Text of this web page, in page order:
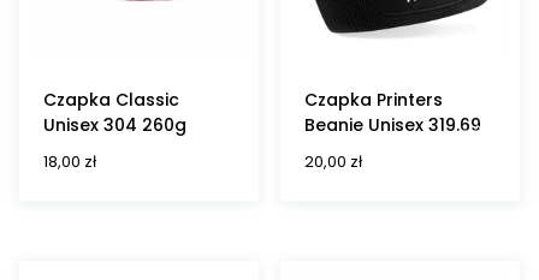
Czapka Classic
Unisex 304 260g
18,00 zł
Czapka Printers
Beanie Unisex 319.69
20,00 zł